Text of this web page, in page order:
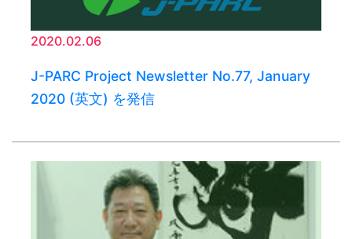
2020.02.06
J-PARC Project Newsletter No.77, January
2020 (英文) を発信